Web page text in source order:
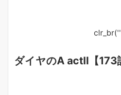
clr_br('
ダイヤのA actⅡ【173